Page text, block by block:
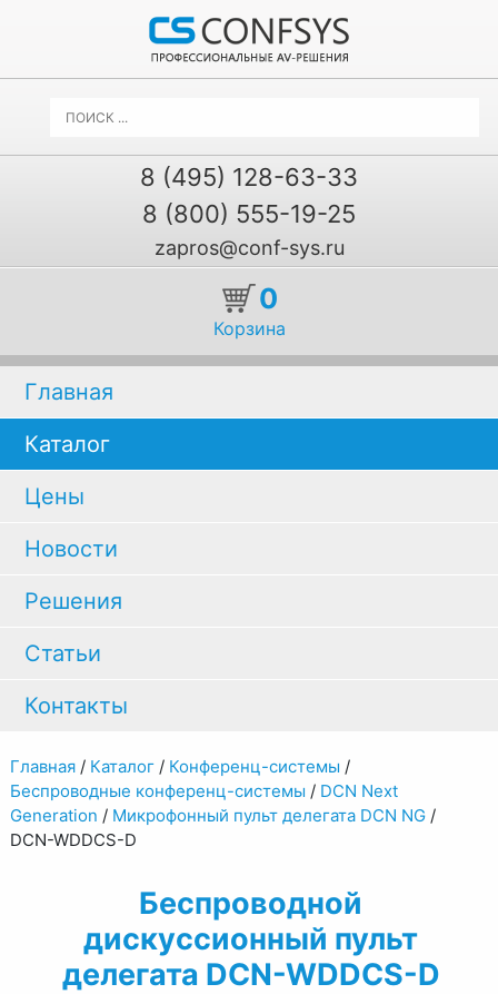
8 (495) 128-63-33
8 (800) 555-19-25
zapros@conf-sys.ru
0
Корзина
Главная
Каталог
Цены
Новости
Решения
Статьи
Контакты
Главная/ Каталог/ Конференц-системы /
Беспроводные конференц-системы / DCN Next
Generation / Микрофонный пульт делегата DCN NG/
DCN-WDDCS-D
Беспроводной
дискуссионный пульт
делегата DCN-WDDCS-D